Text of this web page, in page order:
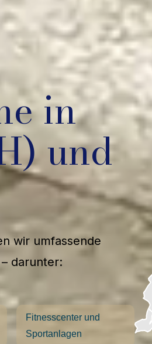
in
und
wir umfassende
darunter:
Fitnesscenter und
Sportanlagen